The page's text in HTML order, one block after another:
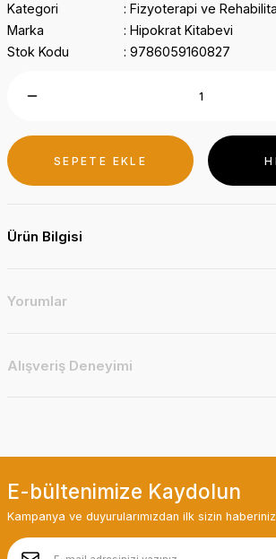
Kategori
Fizyoterapi ve
Marka
Hipokrat Kitabevi
Stok Kodu
9786059160827
SEPETE EKLE
Ürün Bilgisi
Yorumlar
Alışveriş Deneyimi
E-bültenimize Kaydolun
Kampanya ve duyurularımızdan ilk sizin